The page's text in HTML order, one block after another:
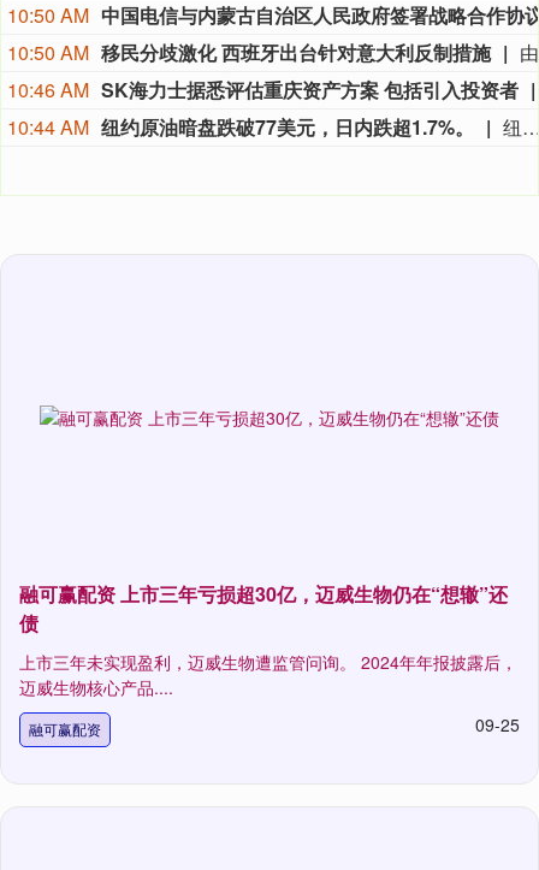
10:50 AM
10:50 AM 移民分歧激化 西班牙出台针对意大利反制措施
10:46 AM SK海力士据悉评估重庆资产方案 包括引入投资者
10:44 AM 纽约原油暗盘跌破77美元，日内跌超1.7%。 纽约原油暗盘跌破77美元
融可赢配资 上市三年亏损超30亿，迈威生物仍在“想辙”还
债
上市三年未实现盈利，迈威生物遭监管问询。 2024年年报披露后，
迈威生物核心产品....
融可赢配资 09-25